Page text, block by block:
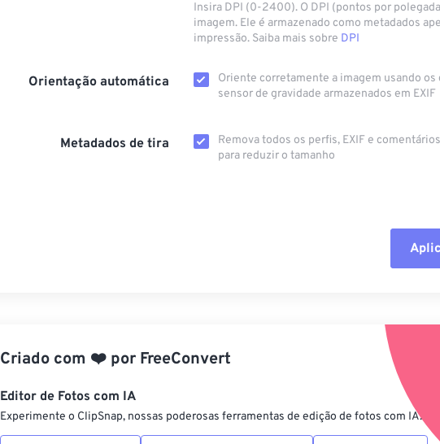
Insira DPI (0-2400). O DPI (pontos por
imagem. Ele é armazenado como metadados
impressão. Saiba mais sobre DPI
Orientação automática
Oriente corretamente a imagem usando os
sensor de gravidade armazenados em EXIF
Metadados de tira
Remova todos os perfis, EXIF ​​e
para reduzir o tamanho
Aplicar a
Salvar como
Criado com ❤️ por FreeConvert
Editor de Fotos com IA
Experimente o ClipSnap, nossas poderosas ferramentas de edição de fotos com IA.